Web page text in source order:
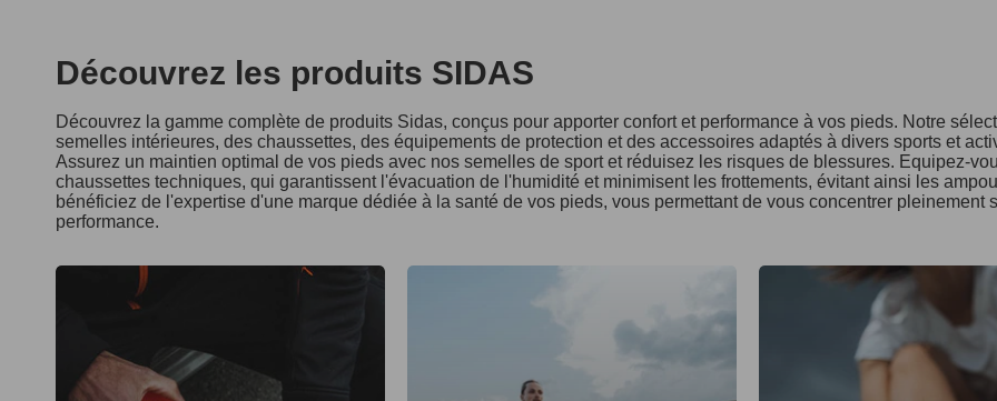
Découvrez les produits SIDAS
Découvrez la gamme complète de produits Sidas, conçus pour apporter confort et performance à vos pieds. Notre
semelles intérieures, des chaussettes, des équipements de protection et des accessoires adaptés à divers sports et
Assurez un maintien optimal de vos pieds avec nos semelles de sport et réduisez les risques de blessures. Equipez-
chaussettes techniques, qui garantissent l'évacuation de l'humidité et minimisent les frottements, évitant ainsi les
bénéficiez de l'expertise d'une marque dédiée à la santé de vos pieds, vous permettant de vous concentrer pleinement
performance.